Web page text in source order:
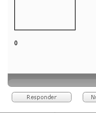
()